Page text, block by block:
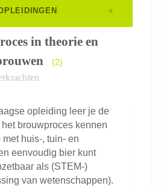
in theorie en
(2)
opleiding leer je de
brouwproces kennen
huis-, tuin- en
eenvoudig bier kunt
als (STEM-)
van wetenschappen).